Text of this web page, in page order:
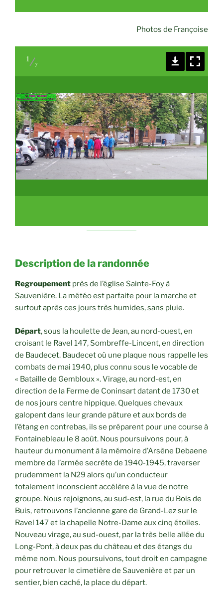
Photos de Françoise
1
7
Description de la randonnée
Regroupement près de l’église Sainte-Foy à
Sauvenière. La météo est parfaite pour la marche et
surtout après ces jours très humides, sans pluie.
Départ, sous la houlette de Jean, au nord-ouest, en
croisant le Ravel 147, Sombreffe-Lincent, en direction
de Baudecet. Baudecet où une plaque nous rappelle les
combats de mai 1940, plus connu sous le vocable de
« Bataille de Gembloux ». Virage, au nord-est, en
direction de la Ferme de Coninsart datant de 1730 et
de nos jours centre hippique. Quelques chevaux
galopent dans leur grande pâture et aux bords de
l’étang en contrebas, ils se préparent pour une course à
Fontainebleau le 8 août. Nous poursuivons pour, à
hauteur du monument à la mémoire d’Arsène Debaene
membre de l’armée secrète de 1940-1945, traverser
prudemment la N29 alors qu’un conducteur
totalement inconscient accélère à la vue de notre
groupe. Nous rejoignons, au sud-est, la rue du Bois de
Buis, retrouvons l’ancienne gare de Grand-Lez sur le
Ravel 147 et la chapelle Notre-Dame aux cinq étoiles.
Nouveau virage, au sud-ouest, par la très belle allée du
Long-Pont, à deux pas du château et des étangs du
même nom. Nous poursuivons, tout droit en campagne
pour retrouver le cimetière de Sauvenière et par un
sentier, bien caché, la place du départ.